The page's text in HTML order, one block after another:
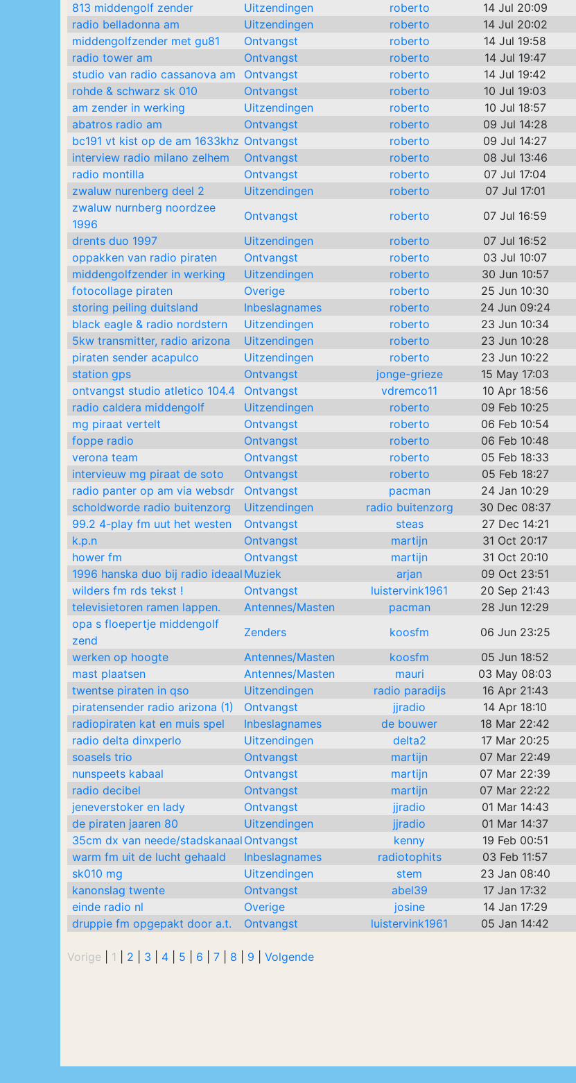
813 middengolf zender
Uitzendingen roberto 14 Jul 20:09
radio belladonna am
Uitzendingen roberto 14 Jul 20:02
middengolfzender met gu81
Ontvangst roberto 14 Jul 19:58
radio tower am
Ontvangst roberto 14 Jul 19:47
studio van radio cassanova am
Ontvangst roberto 14 Jul 19:42
rohde & schwarz sk 010
Ontvangst roberto 10 Jul 19:03
am zender in werking
Uitzendingen roberto 10 Jul 18:57
abatros radio am
Ontvangst roberto 09 Jul 14:28
bc191 vt kist op de am 1633khz Ontvangst roberto 09 Jul 14:27
interview radio milano zelhem
Ontvangst roberto 08 Jul 13:46
radio montilla
Ontvangst roberto 07 Jul 17:04
zwaluw nurenberg deel 2
Uitzendingen roberto 07 Jul 17:01
zwaluw nurnberg noordzee
1996
Ontvangst roberto 07 Jul 16:59
drents duo 1997
Uitzendingen roberto 07 Jul 16:52
oppakken van radio piraten
Ontvangst roberto 03 Jul 10:07
middengolfzender in werking
Uitzendingen roberto 30 Jun 10:57
fotocollage piraten
Overige roberto 25 Jun 10:30
storing peiling duitsland
Inbeslagnames roberto 24 Jun 09:24
black eagle & radio nordstern
Uitzendingen roberto 23 Jun 10:34
5kw transmitter, radio arizona
Uitzendingen roberto 23 Jun 10:28
piraten sender acapulco
Uitzendingen roberto 23 Jun 10:22
station gps
Ontvangst jonge-grieze 15 May 17:03
ontvangst studio atletico 104.4
Ontvangst vdremco11 10 Apr 18:56
radio caldera middengolf
Uitzendingen roberto 09 Feb 10:25
mg piraat vertelt
Ontvangst roberto 06 Feb 10:54
foppe radio
Ontvangst roberto 06 Feb 10:48
verona team
Ontvangst roberto 05 Feb 18:33
intervieuw mg piraat de soto
Ontvangst roberto 05 Feb 18:27
radio panter op am via websdr
Ontvangst pacman 24 Jan 10:29
scholdworde radio buitenzorg
Uitzendingen radio buitenzorg 30 Dec 08:37
99.2 4-play fm uut het westen
Ontvangst steas 27 Dec 14:21
k.p.n
Ontvangst martijn 31 Oct 20:17
hower fm
Ontvangst martijn 31 Oct 20:10
1996 hanska duo bij radio ideaal Muziek arjan 09 Oct 23:51
wilders fm rds tekst !
Ontvangst luistervink1961 20 Sep 21:43
televisietoren ramen lappen.
Antennes/Masten pacman 28 Jun 12:29
opa s floepertje middengolf
zend
Zenders koosfm 06 Jun 23:25
werken op hoogte
Antennes/Masten koosfm 05 Jun 18:52
mast plaatsen
Antennes/Masten mauri 03 May 08:03
twentse piraten in qso
Uitzendingen radio paradijs 16 Apr 21:43
piratensender radio arizona (1)
Ontvangst jjradio 14 Apr 18:10
radiopiraten kat en muis spel
Inbeslagnames de bouwer 18 Mar 22:42
radio delta dinxperlo
Uitzendingen delta2 17 Mar 20:25
soasels trio
Ontvangst martijn 07 Mar 22:49
nunspeets kabaal
Ontvangst martijn 07 Mar 22:39
radio decibel
Ontvangst martijn 07 Mar 22:22
jeneverstoker en lady
Ontvangst jjradio 01 Mar 14:43
de piraten jaaren 80
Uitzendingen jjradio 01 Mar 14:37
35cm dx van neede/stadskanaal Ontvangst kenny 19 Feb 00:51
warm fm uit de lucht gehaald
Inbeslagnames radiotophits 03 Feb 11:57
sk010 mg
Uitzendingen stem 23 Jan 08:40
kanonslag twente
Ontvangst abel39 17 Jan 17:32
einde radio nl
Overige josine 14 Jan 17:29
druppie fm opgepakt door a.t.
Ontvangst luistervink1961 05 Jan 14:42
Vorige 1 2 3 4 5 6 7 8 9 Volgende